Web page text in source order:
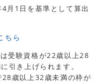
月1日を基準として算出
ちら
受験資格が22歳以上28
引き上げられます。
歳以上32歳未満の枠が